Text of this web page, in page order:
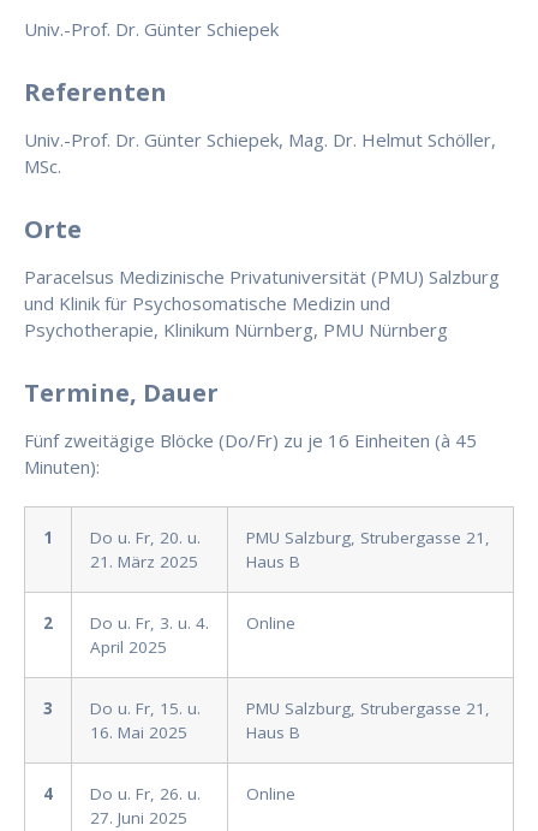
Univ.-Prof. Dr. Günter Schiepek
Referenten
Univ.-Prof. Dr. Günter Schiepek, Mag. Dr. Helmut Schöller,
MSc.
Orte
Paracelsus Medizinische Privatuniversität (PMU) Salzburg
und Klinik für Psychosomatische Medizin und
Psychotherapie, Klinikum Nürnberg, PMU Nürnberg
Termine, Dauer
Fünf zweitägige Blöcke (Do/Fr) zu je 16 Einheiten (à 45
Minuten):
1
Do u. Fr, 20. u.
21. März 2025
PMU Salzburg, Strubergasse 21,
Haus B
2
Do u. Fr, 3. u. 4.
April 2025
Online
3
Do u. Fr, 15. u.
16. Mai 2025
PMU Salzburg, Strubergasse 21,
Haus B
4
Do u. Fr, 26. u.
27. Juni 2025
Online